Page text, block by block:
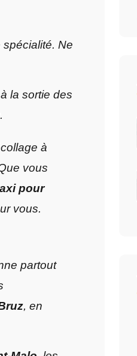
Ne
la sortie des
à
vous
pour
vous.
partout
, en